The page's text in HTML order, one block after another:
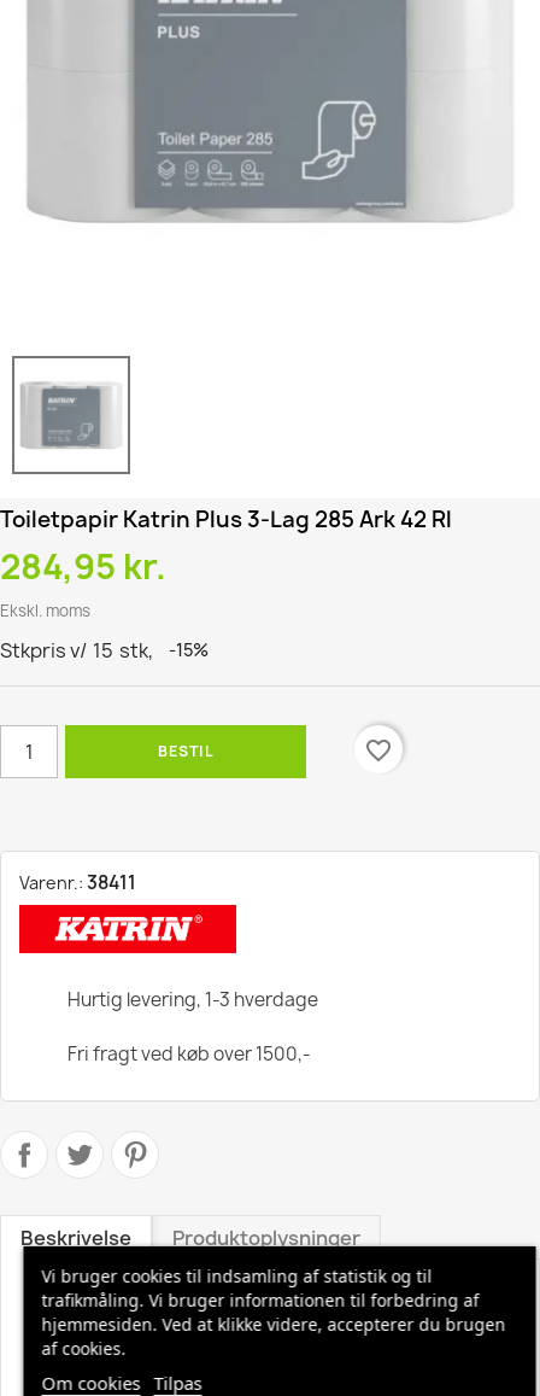
Toiletpapir Katrin Plus 3-Lag 285 Ark 42 Rl
284,95 kr.
Ekskl. moms
Stkpris v/ 15 stk, -15%
BESTIL favorite_border
Varenr.: 38411
Hurtig levering, 1-3 hverdage
Fri fragt ved køb over 1500,-
Beskrivelse Produktoplysninger
Toiletpapir Katrin Plus 3-lag 285 ark 42 rl
Varedeklaration:
Produktbetegnelse: Toiletpapir
Varemærke: Katrin
Vi bruger cookies til indsamling af statistik og til
trafikmåling. Vi bruger informationen til forbedring af
hjemmesiden. Ved at klikke videre, accepterer du brugen
af cookies.
Om cookies Tilpas